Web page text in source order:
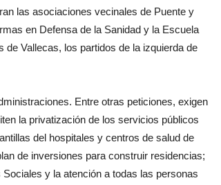
las asociaciones vecinales de Puente y
en Defensa de la Sanidad y la Escuela
de Vallecas, los partidos de la izquierda de
Entre otras peticiones, exigen
la privatización de los servicios públicos
del hospitales y centros de salud de
de inversiones para construir residencias;
y la atención a todas las personas